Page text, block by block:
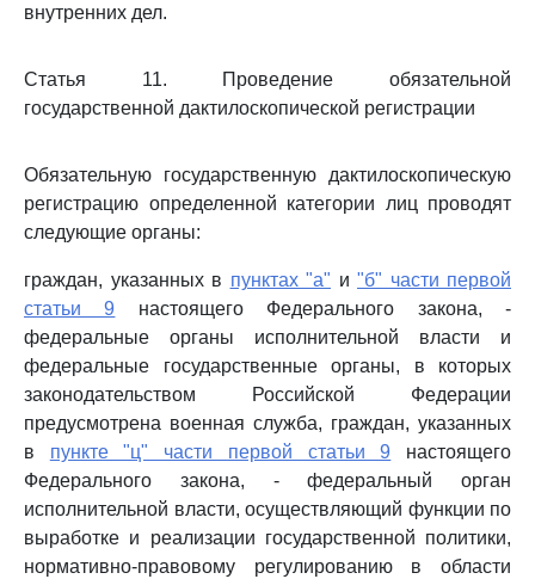
внутренних дел.
Статья 11. Проведение обязательной
государственной дактилоскопической регистрации
Обязательную государственную дактилоскопическую
регистрацию определенной категории лиц проводят
следующие органы:
граждан, указанных в пунктах "а" и "б" части первой
статьи 9 настоящего Федерального закона, -
федеральные органы исполнительной власти и
федеральные государственные органы, в которых
законодательством Российской Федерации
предусмотрена военная служба, граждан, указанных
в пункте "ц" части первой статьи 9 настоящего
Федерального закона, - федеральный орган
исполнительной власти, осуществляющий функции по
выработке и реализации государственной политики,
нормативно-правовому регулированию в области